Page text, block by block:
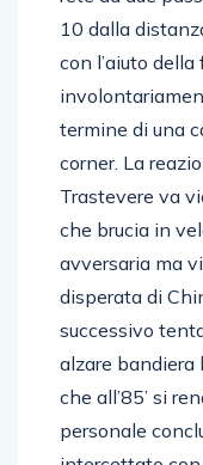
rete da due
10 dalla
con l’aiuto
termine di una
corner. La
Trastevere va
che brucia in
avversaria ma
disperata di
successivo
alzare bandiera
che all’85’ si
personale